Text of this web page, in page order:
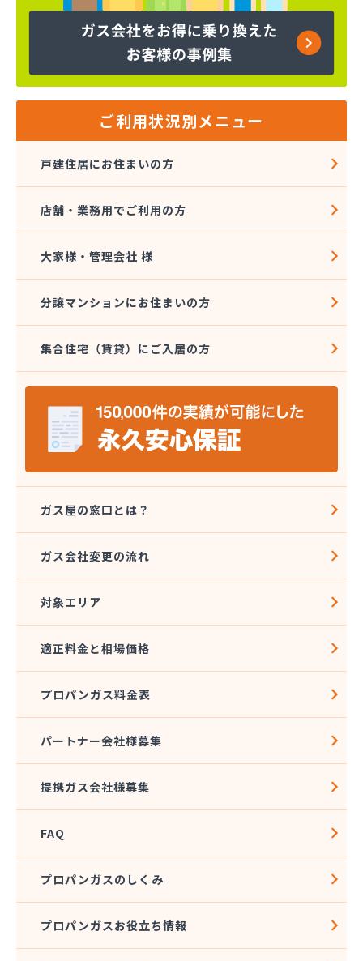
株式会社マルエイ 岐阜直売支店
株式会社マルエイ 長良営業所
株式会社マルエイ 大垣支店
株式会社マルタイ商店
株式会社ミツウロコ 東濃営業所
株式会社ヤマサン
株式会社ヤマセ坂井商店
株式会社伊藤商会本社
株式会社各務原食糧
株式会社岩井屋
株式会社吉田プロパン
株式会社五月商店
株式会社広江石油店
株式会社高橋商会
株式会社笹屋鈴木商店
株式会社山卯
株式会社山本石油本社
株式会社寺町商店
株式会社松野屋商店 小田店
株式会社深尾商店 プロパン部
株式会社杉江商店
株式会社青谷商店本店
株式会社川甚
株式会社村瀬産業
株式会社村瀬産業 長良支店
株式会社大雅
株式会社谷川商店
株式会社長野米穀 三田洞支店
株式会社長野米穀 福光支店
株式会社長野米穀 本社
株式会社東液供給センター各務原基地
株式会社東海LPGセンター
ご利用状況別メニュー
戸建住居にお住まいの方
店舗・業務用でご利用の方
大家様・管理会社 様
分譲マンションにお住まいの方
集合住宅（賃貸）にご入居の方
ガス屋の窓口とは？
ガス会社変更の流れ
対象エリア
適正料金と相場価格
プロパンガス料金表
パートナー会社様募集
提携ガス会社様募集
FAQ
プロパンガスのしくみ
プロパンガスお役立ち情報